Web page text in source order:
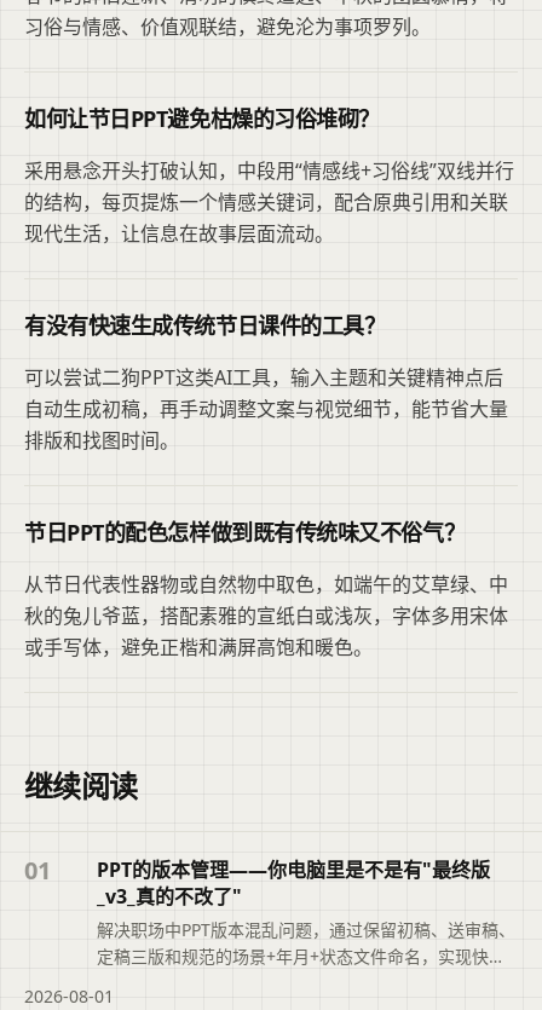
习俗与情感、价值观联结，避免沦为事项罗列。
如何让节日PPT避免枯燥的习俗堆砌？
采用悬念开头打破认知，中段用“情感线+习俗线”双线并行
的结构，每页提炼一个情感关键词，配合原典引用和关联
现代生活，让信息在故事层面流动。
有没有快速生成传统节日课件的工具？
可以尝试二狗PPT这类AI工具，输入主题和关键精神点后
自动生成初稿，再手动调整文案与视觉细节，能节省大量
排版和找图时间。
节日PPT的配色怎样做到既有传统味又不俗气？
从节日代表性器物或自然物中取色，如端午的艾草绿、中
秋的兔儿爷蓝，搭配素雅的宣纸白或浅灰，字体多用宋体
或手写体，避免正楷和满屏高饱和暖色。
继续阅读
01
PPT的版本管理——你电脑里是不是有"最终版
_v3_真的不改了"
解决职场中PPT版本混乱问题，通过保留初稿、送审稿、
定稿三版和规范的场景+年月+状态文件命名，实现快速
2026-08-01